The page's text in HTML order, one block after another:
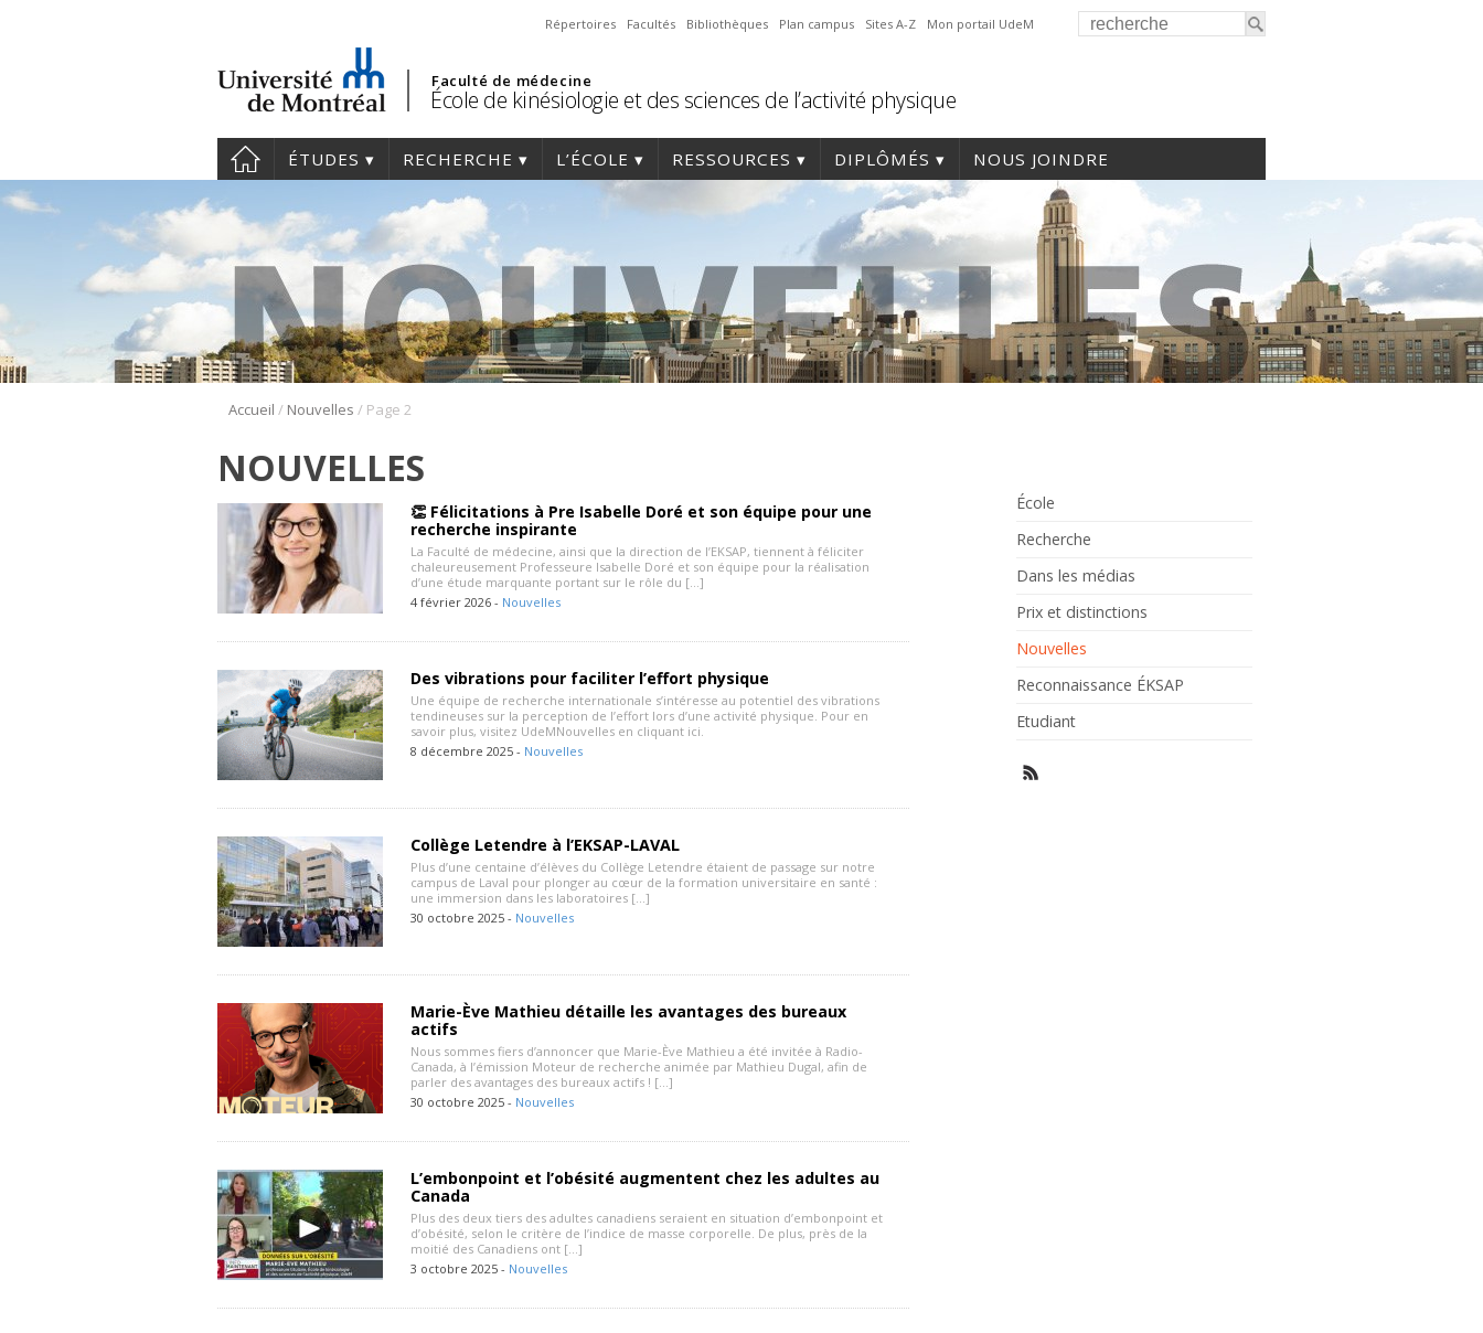
Répertoires Facultés Bibliothèques Plan campus Sites A-Z Mon portail UdeM
Faculté de médecine
École de kinésiologie et des sciences de l’activité physique
ÉTUDES RECHERCHE L’ÉCOLE RESSOURCES DIPLÔMÉS NOUS JOINDRE
Accueil / Nouvelles / Page 2
NOUVELLES
👏 Félicitations à Pre Isabelle Doré et son équipe pour une
recherche inspirante
La Faculté de médecine, ainsi que la direction de l’EKSAP, tiennent à féliciter
chaleureusement Professeure Isabelle Doré et son équipe pour la réalisation
d’une étude marquante portant sur le rôle du […]
4 février 2026 - Nouvelles
Des vibrations pour faciliter l’effort physique
Une équipe de recherche internationale s’intéresse au potentiel des vibrations
tendineuses sur la perception de l’effort lors d’une activité physique. Pour en
savoir plus, visitez UdeMNouvelles en cliquant ici.
8 décembre 2025 - Nouvelles
Collège Letendre à l’EKSAP-LAVAL
Plus d’une centaine d’élèves du Collège Letendre étaient de passage sur notre
campus de Laval pour plonger au cœur de la formation universitaire en santé :
une immersion dans les laboratoires […]
30 octobre 2025 - Nouvelles
Marie-Ève Mathieu détaille les avantages des bureaux
actifs
Nous sommes fiers d’annoncer que Marie-Ève Mathieu a été invitée à Radio-
Canada, à l’émission Moteur de recherche animée par Mathieu Dugal, afin de
parler des avantages des bureaux actifs ! […]
30 octobre 2025 - Nouvelles
L’embonpoint et l’obésité augmentent chez les adultes au
Canada
Plus des deux tiers des adultes canadiens seraient en situation d’embonpoint et
d’obésité, selon le critère de l’indice de masse corporelle. De plus, près de la
moitié des Canadiens ont […]
3 octobre 2025 - Nouvelles
École
Recherche
Dans les médias
Prix et distinctions
Nouvelles
Reconnaissance ÉKSAP
Etudiant